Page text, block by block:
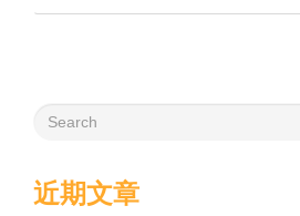
近期文章